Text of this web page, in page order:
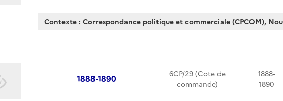
Contexte : Correspondance politique et commerciale (CPCOM),
1888-1890
6CP/29 (Cote de
commande)
1888-
1890